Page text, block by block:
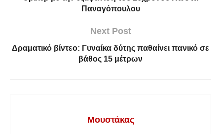
Παναγόπουλου
Next Post
Δραματικό βίντεο: Γυναίκα δύτης παθαίνει πανικό σε
βάθος 15 μέτρων
Μουστάκας